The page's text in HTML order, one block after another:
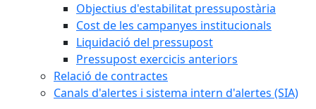
Objectius d'estabilitat pressupostària
Cost de les campanyes institucionals
Liquidació del pressupost
Pressupost exercicis anteriors
Relació de contractes
Canals d'alertes i sistema intern d'alertes (SIA)